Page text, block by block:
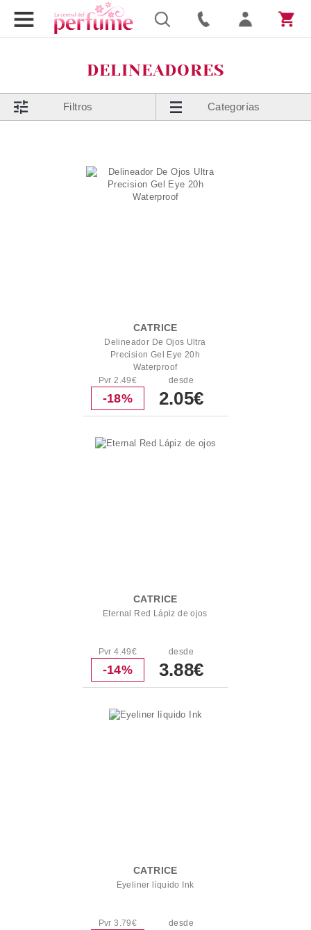
DELINEADORES
Filtros Categorías
CATRICE
Delineador De Ojos Ultra
Precision Gel Eye 20h
Waterproof
Pvr 2.49€
-18%
desde
2.05€
CATRICE
Eternal Red Lápiz de ojos
Pvr 4.49€
-14%
desde
3.88€
CATRICE
Eyeliner líquido Ink
Pvr 3.79€ desde